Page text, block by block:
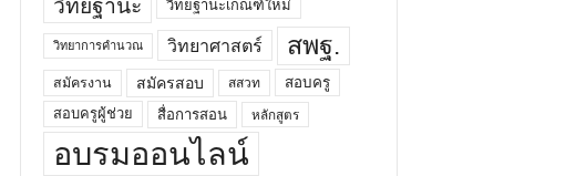
วิทยฐานะ วิทยฐานะเกณฑ์ใหม่
วิทยาการคำนวณ วิทยาศาสตร์ สพฐ.
สมัครงาน สมัครสอบ สสวท
สอบครู
สอบครูผู้ช่วย
สื่อการสอน หลักสูตร
อบรมออนไลน์